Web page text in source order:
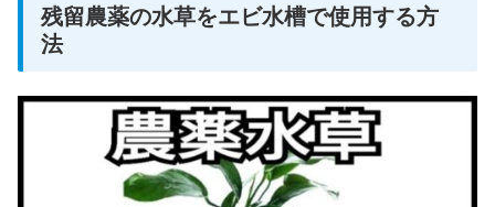
残留農薬の水草をエビ水槽で使用する方
法